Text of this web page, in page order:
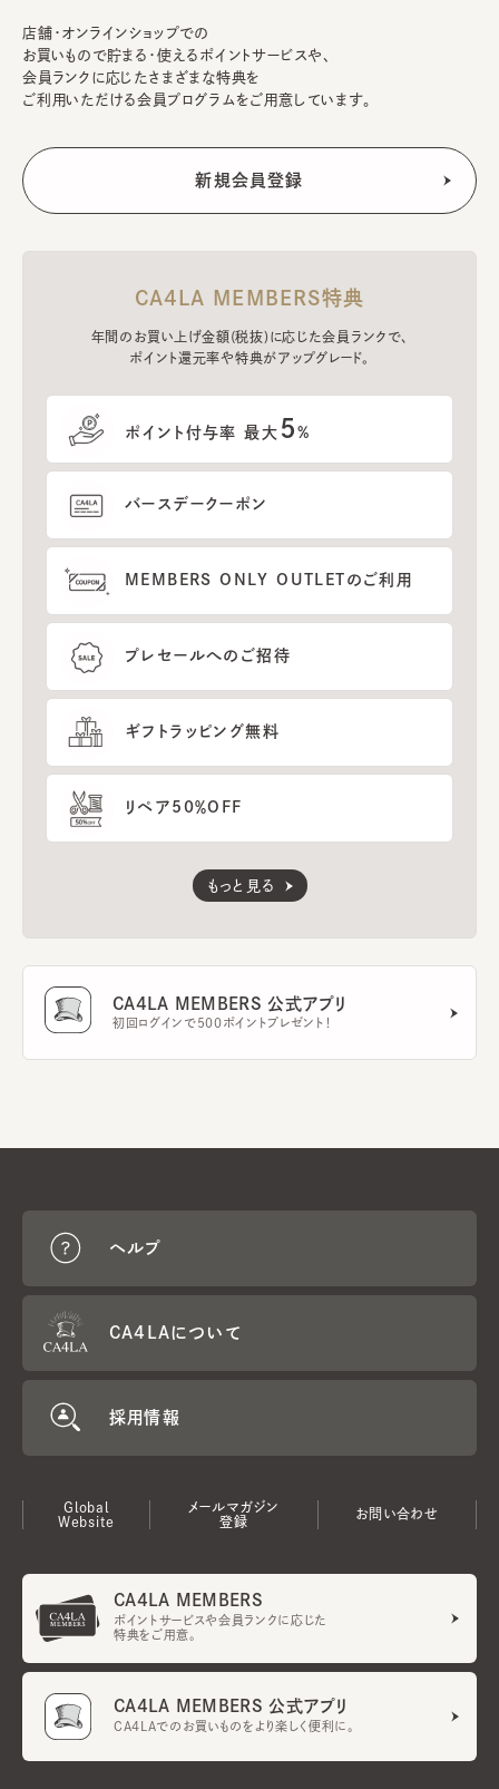
店舗・オンラインショップでの
お買いもので貯まる・使えるポイントサービスや、
会員ランクに応じたさまざまな特典を
ご利用いただける会員プログラムをご用意しています。
CA4LA MEMBERS特典
年間のお買い上げ金額(税抜)に応じた会員ランクで、
ポイント還元率や特典がアップグレード。
ポイント付与率 最大 5%
バースデークーポン
MEMBERS ONLY OUTLETのご利用
プレセールへのご招待
ギフトラッピング無料
リペア50％OFF
もっと見る
CA4LA MEMBERS 公式アプリ
初回ログインで500ポイントプレゼント！
ヘルプ
CA4LAについて
採用情報
Global
Website
メールマガジン
登録
お問い合わせ
CA4LA MEMBERS
ポイントサービスや会員ランクに応じた
特典をご用意。
CA4LA MEMBERS 公式アプリ
CA4LAでのお買いものをより楽しく便利に。